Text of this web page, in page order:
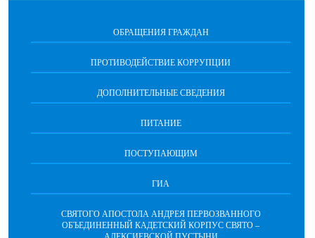
ОБРАЩЕНИЯ ГРАЖДАН
ПРОТИВОДЕЙСТВИЕ КОРРУПЦИИ
ДОПОЛНИТЕЛЬНЫЕ СВЕДЕНИЯ
ПИТАНИЕ
ПОСТУПАЮЩИМ
ГИА
СВЯТОГО АПОСТОЛА АНДРЕЯ ПЕРВОЗВАННОГО
ОБЪЕДИНЕННЫЙ КАДЕТСКИЙ КОРПУС СВЯТО –